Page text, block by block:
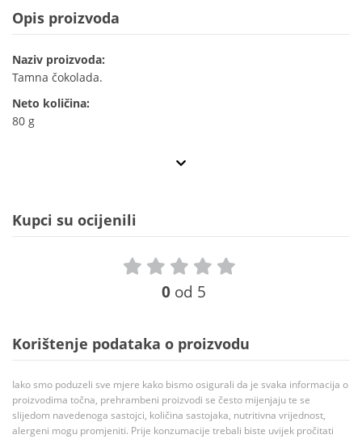
Opis proizvoda
Naziv proizvoda:
Tamna čokolada.
Neto količina:
80 g
Kupci su ocijenili
0 od 5
Korištenje podataka o proizvodu
Iako smo poduzeli sve mjere kako bismo osigurali da je svaka informacija o
proizvodima točna, prehrambeni proizvodi se često mijenjaju te se
slijedom navedenoga sastojci, količina sastojaka, nutritivna vrijednost,
alergeni mogu promjeniti. Prije konzumacije trebali biste uvijek pročitati